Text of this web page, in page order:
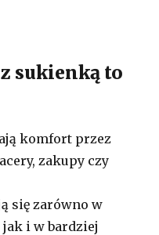
sukienką to
komfort przez
zakupy czy
się zarówno w
i w bardziej